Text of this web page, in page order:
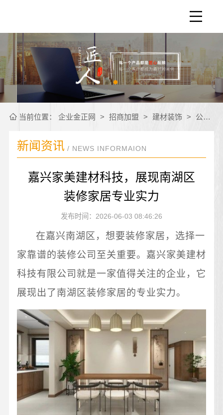
当前位置： 企业金正网 > 招商加盟 > 建材装饰 > 公司新闻
新闻资讯 / NEWS INFORMAION
嘉兴家美建材科技，展现南湖区
装修家居专业实力
发布时间：2026-06-03 08:46:26
在嘉兴南湖区，想要装修家居，选择一
家靠谱的装修公司至关重要。嘉兴家美建材
科技有限公司就是一家值得关注的企业，它
展现出了南湖区装修家居的专业实力。